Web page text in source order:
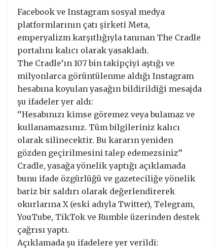
Facebook ve Instagram sosyal medya
platformlarının çatı şirketi Meta,
emperyalizm karşıtlığıyla tanınan The Cradle
portalını kalıcı olarak yasakladı.
The Cradle’ın 107 bin takipçiyi aştığı ve
milyonlarca görüntülenme aldığı Instagram
hesabına koyulan yasağın bildirildiği mesajda
şu ifadeler yer aldı:
‘’Hesabınızı kimse göremez veya bulamaz ve
kullanamazsınız. Tüm bilgileriniz kalıcı
olarak silinecektir. Bu kararın yeniden
gözden geçirilmesini talep edemezsiniz’’
Cradle, yasağa yönelik yaptığı açıklamada
bunu ifade özgürlüğü ve gazeteciliğe yönelik
bariz bir saldırı olarak değerlendirerek
okurlarına X (eski adıyla Twitter), Telegram,
YouTube, TikTok ve Rumble üzerinden destek
çağrısı yaptı.
Açıklamada şu ifadelere yer verildi: